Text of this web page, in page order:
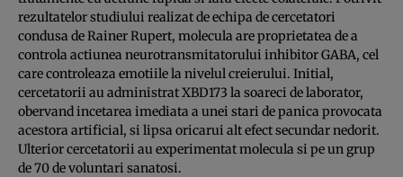
rezultatelor studiului realizat de echipa de cercetatori
condusa de Rainer Rupert, molecula are proprietatea de a
controla actiunea neurotransmitatorului inhibitor GABA, cel
care controleaza emotiile la nivelul creierului. Initial,
cercetatorii au administrat XBD173 la soareci de laborator,
obervand incetarea imediata a unei stari de panica provocata
acestora artificial, si lipsa oricarui alt efect secundar nedorit.
Ulterior cercetatorii au experimentat molecula si pe un grup
de 70 de voluntari sanatosi.